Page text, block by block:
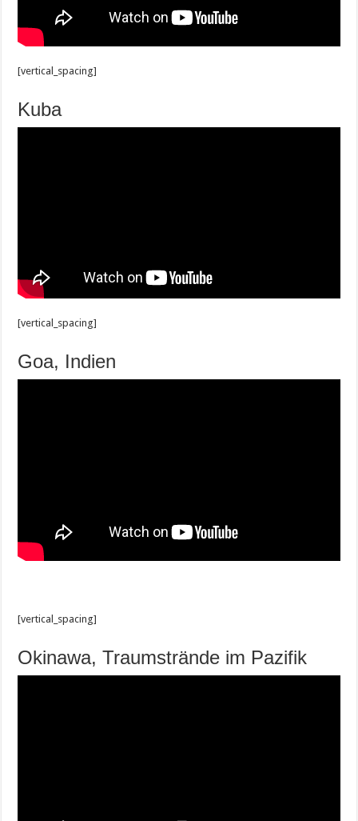
[vertical_spacing]
Kuba
[vertical_spacing]
Goa, Indien
[vertical_spacing]
Okinawa, Traumstrände im Pazifik